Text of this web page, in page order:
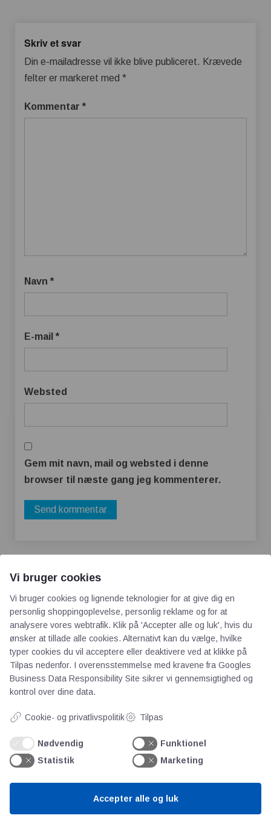
Skriv et svar
Din e-mailadresse vil ikke blive publiceret. Krævede
felter er markeret med *
Kommentar *
Navn *
E-mail *
Websted
Gem mit navn, mail og websted i denne
browser til næste gang jeg kommenterer.
AOT
Om os
Priser
Kontakt
Persondata
Videncentre
Teknologisk Institut
Videncentre
Vi bruger cookies
Vi bruger cookies og lignende teknologier for at give dig en
personlig shoppingoplevelse, personlig reklame og for at
analysere vores webtrafik. Klik på 'Accepter alle og luk', hvis du
ønsker at tillade alle cookies. Alternativt kan du vælge, hvilke
typer cookies du vil acceptere eller deaktivere ved at klikke på
Tilpas nedenfor. I overensstemmelse med kravene fra Googles
Business Data Responsibility Site sikrer vi gennemsigtighed og
kontrol over dine data.
Cookie- og privatlivspolitik Tilpas
Nødvendig
Funktionel
Statistik
Marketing
Accepter alle og luk